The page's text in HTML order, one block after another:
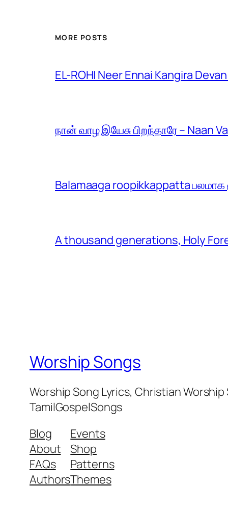
MORE POSTS
EL-ROHI Neer Ennai Kangira
நான் வாழ இயேசு பிறந்தாரே – Naan
Balamaaga roopikkappatta பலமாக
A thousand generations, Holy
Worship Songs
Worship Song Lyrics, Christian
TamilGospelSongs
Blog
About
FAQs
Authors
Events
Shop
Patterns
Themes